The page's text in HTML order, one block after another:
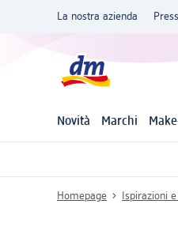
La nostra azienda
Novità Marchi
Homepage Ispirazioni